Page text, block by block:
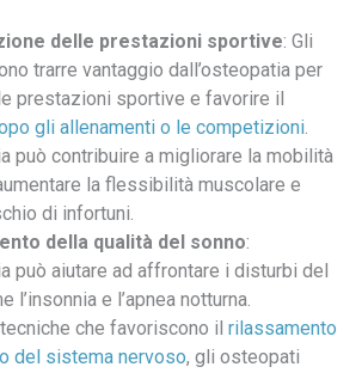
delle prestazioni sportive: Gli
trarre vantaggio dall’osteopatia per
prestazioni sportive e favorire il
gli allenamenti o le competizioni.
può contribuire a migliorare la mobilità
la flessibilità muscolare e
di infortuni.
della qualità del sonno:
può aiutare ad affrontare i disturbi del
l’insonnia e l’apnea notturna.
che favoriscono il rilassamento
del sistema nervoso, gli osteopati